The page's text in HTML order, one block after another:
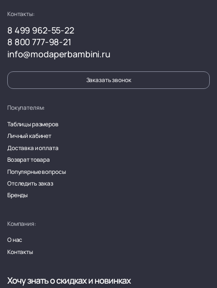
Контакты:
8 499 962-55-22
8 800 777-98-21
info@modaperbambini.ru
Заказать звонок
Покупателям:
Таблицы размеров
Личный кабинет
Доставка и оплата
Возврат товара
Популярные вопросы
Отследить заказ
Бренды
Компания:
О нас
Контакты
Хочу знать о скидках и новинках